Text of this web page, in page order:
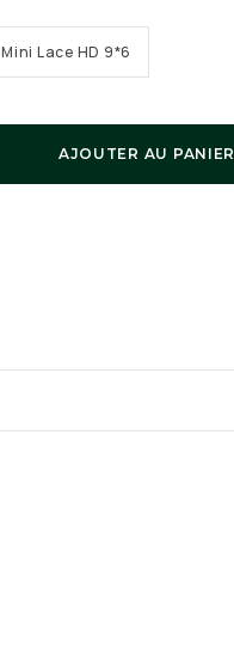
Mini Lace HD 9*6
AJOUTER AU PANIER